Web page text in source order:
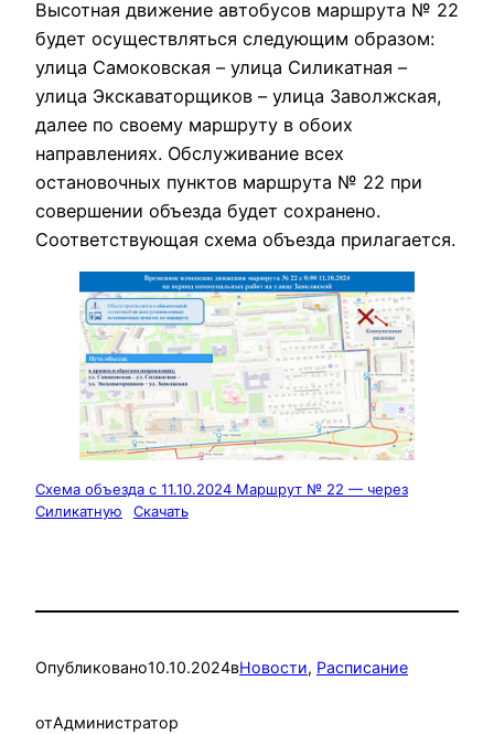
Высотная движение автобусов маршрута № 22
будет осуществляться следующим образом:
улица Самоковская – улица Силикатная –
улица Экскаваторщиков – улица Заволжская,
далее по своему маршруту в обоих
направлениях. Обслуживание всех
остановочных пунктов маршрута № 22 при
совершении объезда будет сохранено.
Соответствующая схема объезда прилагается.
Схема объезда с 11.10.2024 Маршрут № 22 — через
Силикатную
Скачать
Опубликовано10.10.2024вНовости, Расписание
отАдминистратор